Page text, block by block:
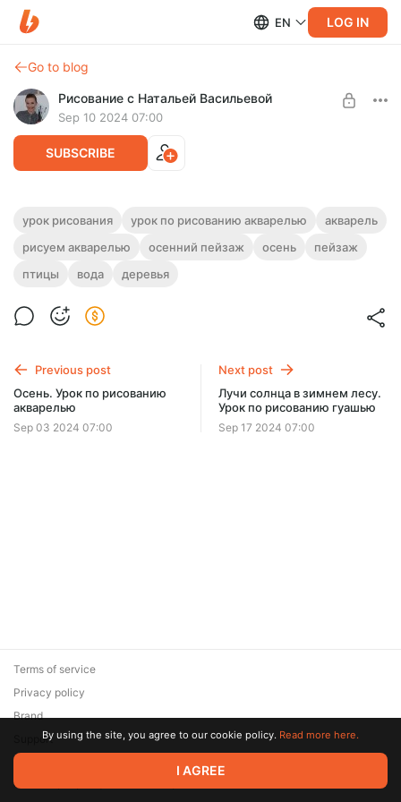
EN LOG IN
Go to blog
Рисование с Натальей Васильевой
Sep 10 2024 07:00
SUBSCRIBE
Осенний пейзаж. Урок по рисованию
акварелью и цветными карандашами
На этом уроке нарисуем осенний пейзаж в смешанной
Level required:
урок рисования урок по рисованию акварелью
акварель
рисуем акварелью
осенний пейзаж осень
пейзаж
птицы
вода деревья
Previous post
Осень. Урок по рисованию
акварелью
Sep 03 2024 07:00
Next post
Лучи солнца в зимнем лесу.
Урок по рисованию гуашью
Sep 17 2024 07:00
© 2026 Zaya Solutions Limited. All rights reserved. All trademarks
are the property of their respective owners.
Terms of service
Privacy policy
Brand
SupportBy using the site, you agree to our cookie policy. Read more here.
I AGREE